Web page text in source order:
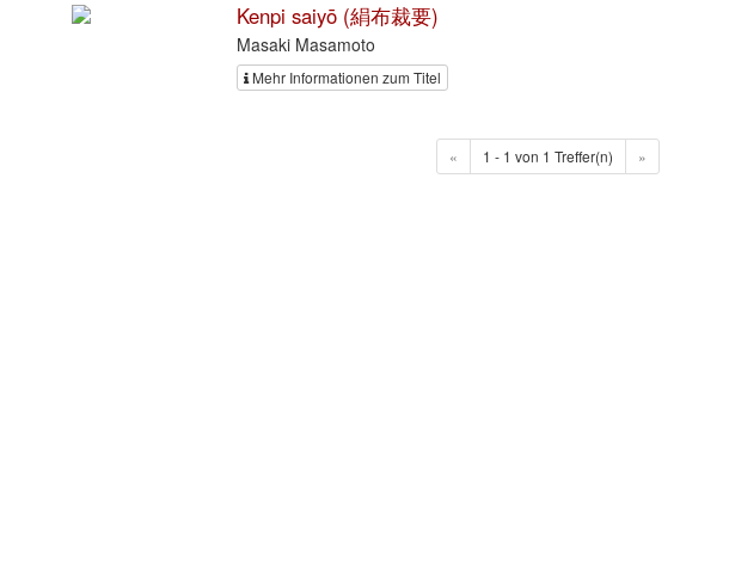
Kenpi saiyō (絹布裁要)
Masaki Masamoto
Mehr Informationen zum Titel
« 1 - 1 von 1 Treffer(n) »